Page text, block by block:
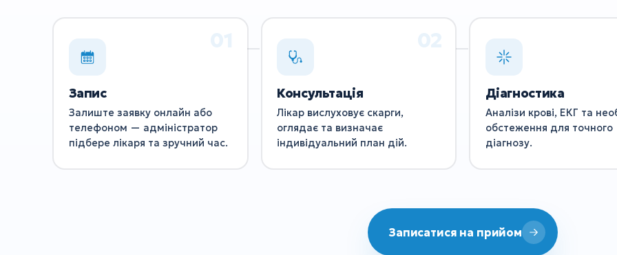
Запис
Залиште заявку онлайн або
телефоном — адміністратор
підбере лікаря та зручний час.
Консультація
Лікар вислуховує скарги,
оглядає та визначає
індивідуальний план дій.
Діагностика
Аналізи крові, ЕКГ та
обстеження для точного
діагнозу.
Записатися на прийом